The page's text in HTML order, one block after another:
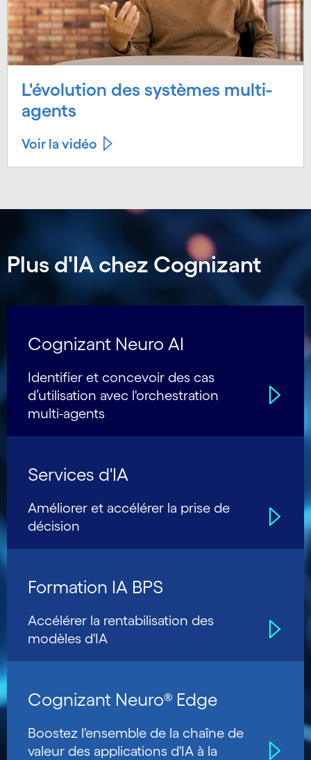
L'évolution des systèmes multi-
agents
Voir la vidéo
Plus d'IA chez Cognizant
Cognizant Neuro AI
Identifier et concevoir des cas
d’utilisation avec l'orchestration
multi-agents
Services d'IA
Améliorer et accélérer la prise de
décision
Formation IA BPS
Accélérer la rentabilisation des
modèles d'IA
Cognizant Neuro® Edge
Boostez l'ensemble de la chaîne de
valeur des applications d'IA à la